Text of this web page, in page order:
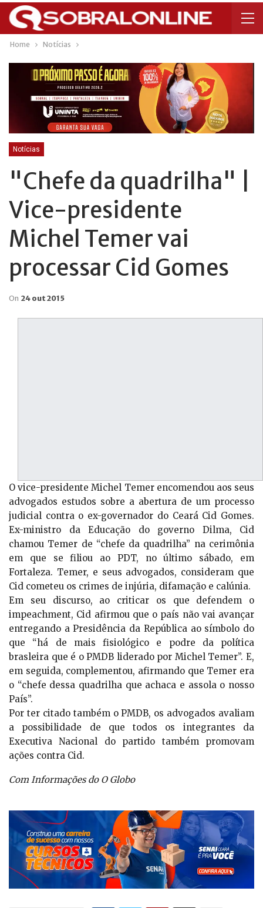
Home Notícias
Notícias
"Chefe da quadrilha" |
Vice-presidente
Michel Temer vai
processar Cid Gomes
On 24 out 2015
O vice-presidente Michel Temer encomendou aos seus
advogados estudos sobre a abertura de um processo
judicial contra o ex-governador do Ceará Cid Gomes.
Ex-ministro da Educação do governo Dilma, Cid
chamou Temer de “chefe da quadrilha” na cerimônia
em que se filiou ao PDT, no último sábado, em
Fortaleza. Temer, e seus advogados, consideram que
Cid cometeu os crimes de injúria, difamação e calúnia.
Em seu discurso, ao criticar os que defendem o
impeachment, Cid afirmou que o país não vai avançar
entregando a Presidência da República ao símbolo do
que “há de mais fisiológico e podre da política
brasleira que é o PMDB liderado por Michel Temer”. E,
em seguida, complementou, afirmando que Temer era
o “chefe dessa quadrilha que achaca e assola o nosso
País”.
Por ter citado também o PMDB, os advogados avaliam
a possibilidade de que todos os integrantes da
Executiva Nacional do partido também promovam
ações contra Cid.
Com Informações do O Globo